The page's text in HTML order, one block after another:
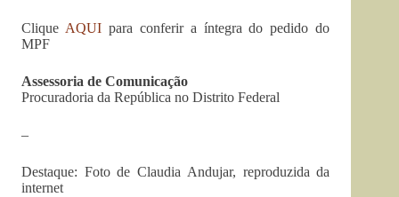
Clique AQUIpara conferir a íntegra do pedido do
MPF
Assessoria de Comunicação
Procuradoria da República no Distrito Federal
–
Destaque: Foto de Claudia Andujar, reproduzida da
internet